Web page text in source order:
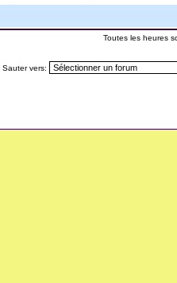
Toutes les heures
Sauter vers: